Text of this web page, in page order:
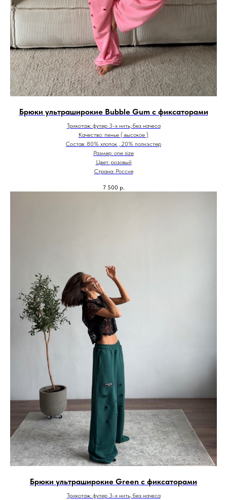
Брюки ультраширокие Bubble Gum с фиксаторами
Трикотаж: футер 3-х нить, без начеса
Качество: пенье ( высокое )
Состав: 80% хлопок , 20% полиэстер
Размер: one size
Цвет: розовый
Страна: Россия
7 500 р.
Брюки ультраширокие Green с фиксаторами
Трикотаж: футер 3-х нить, без начеса